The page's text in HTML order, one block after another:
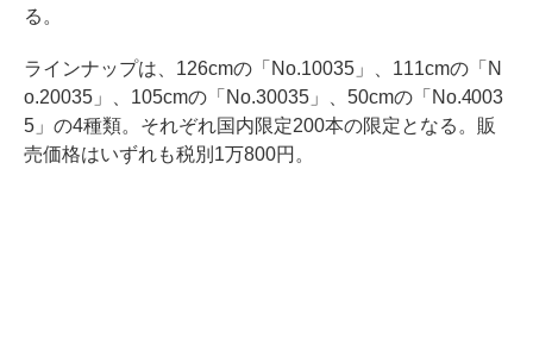
る。
ラインナップは、126cmの「No.10035」、111cmの「N
o.20035」、105cmの「No.30035」、50cmの「No.4003
5」の4種類。それぞれ国内限定200本の限定となる。販
売価格はいずれも税別1万800円。